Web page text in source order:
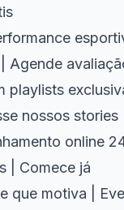
Agende
playlists
nossos stories
online
| Comece já
que motiva |